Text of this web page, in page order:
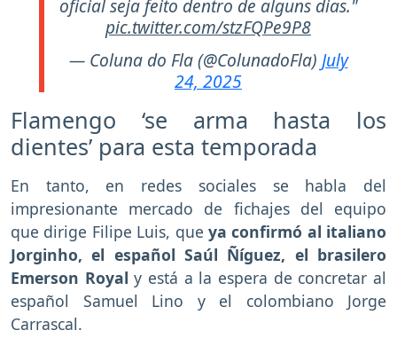
oficial seja feito dentro de alguns dias."
pic.twitter.com/stzFQPe9P8
— Coluna do Fla (@ColunadoFla) July
24, 2025
Flamengo ‘se arma hasta los
dientes’ para esta temporada
En tanto, en redes sociales se habla del
impresionante mercado de fichajes del equipo
que dirige Filipe Luis, que ya confirmó al italiano
Jorginho, el español Saúl Ñíguez, el brasilero
Emerson Royal y está a la espera de concretar al
español Samuel Lino y el colombiano Jorge
Carrascal.